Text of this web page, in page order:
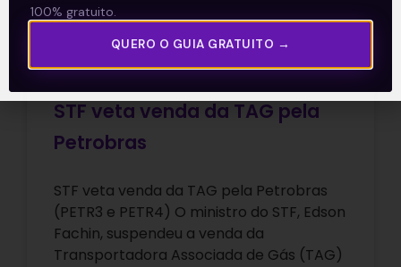
STF veta venda da TAG pela
Petrobras
STF veta venda da TAG pela Petrobras
(PETR3 e PETR4) O ministro do STF, Edson
Fachin, suspendeu a venda da
Transportadora Associada de Gás (TAG)
100% gratuito.
QUERO O GUIA GRATUITO →